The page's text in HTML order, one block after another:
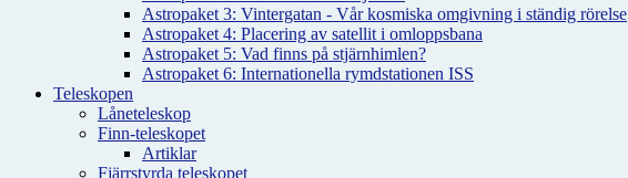
Astropaket 3: Vintergatan - Vår kosmiska omgivning i ständig rörelse
Astropaket 4: Placering av satellit i omloppsbana
Astropaket 5: Vad finns på stjärnhimlen?
Astropaket 6: Internationella rymdstationen ISS
Teleskopen
Låneteleskop
Finn-teleskopet
Artiklar
Fjärrstyrda teleskopet